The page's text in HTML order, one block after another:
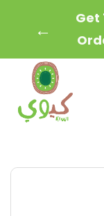
←
Get